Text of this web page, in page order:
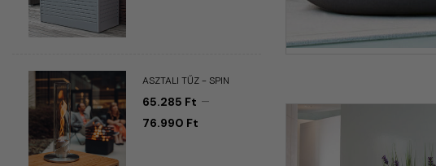
ASZTALI TŰZ - SPIN
65.285 Ft –
76.990 Ft